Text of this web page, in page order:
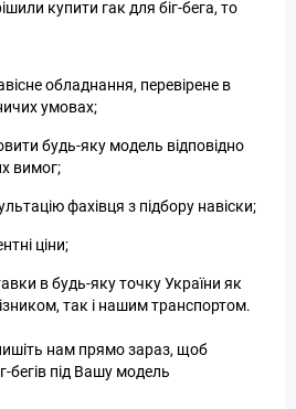
купити гак для біг-бега, то
обладнання, перевірене в
умовах;
будь-яку модель відповідно
вимог;
фахівця з підбору навіски;
ціни;
в будь-яку точку України як
так і нашим транспортом.
нам прямо зараз, щоб
бегів під Вашу модель